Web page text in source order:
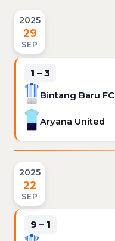
2025
29
SEP
1 – 3
Bintang Baru FC
Aryana United
2025
22
SEP
9 – 1